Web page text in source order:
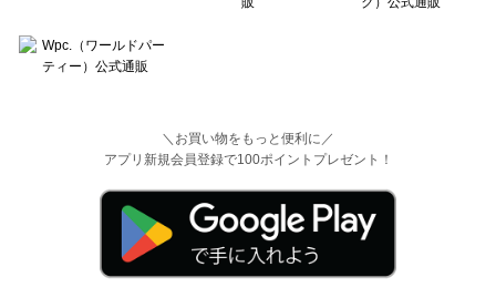
＼お買い物をもっと便利に／
アプリ新規会員登録で100ポイントプレゼント！